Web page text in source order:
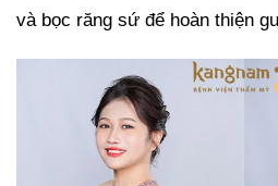
và bọc răng sứ để hoàn thiện